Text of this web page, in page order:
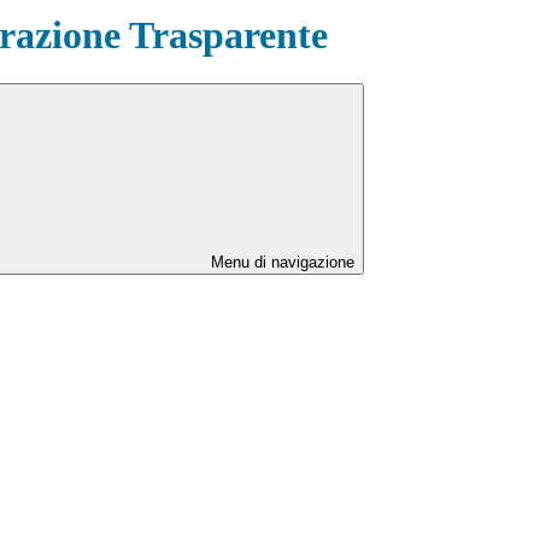
Trasparente
Menu di navigazione